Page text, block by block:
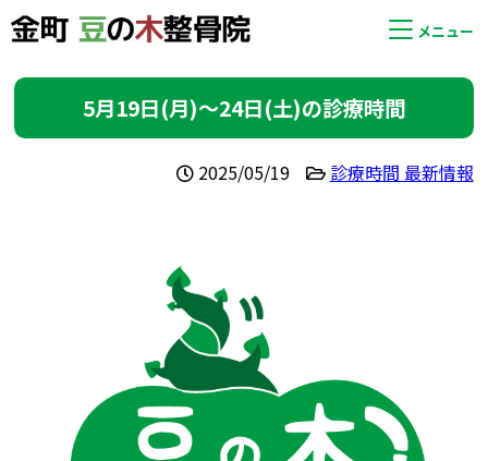
メニュー
5月19日(月)〜24日(土)の診療時間
2025/05/19 診療時間 最新情報